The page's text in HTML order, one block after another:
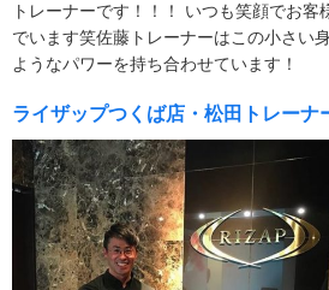
トレーナーです！！！ いつも笑顔でお客
でいます笑佐藤トレーナーはこの小さい
ようなパワーを持ち合わせています！
ライザップつくば店・松田トレーナ